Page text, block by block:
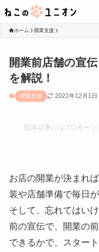
ホーム 開業支援
開業前店舗の宣
を解説！
開業支援 2021年12月1日
本記事にはプロモー
お店の開業が決まれ
装や店舗準備で毎日
そして、忘れてはい
前の宣伝で、開業の
できるかで、スター